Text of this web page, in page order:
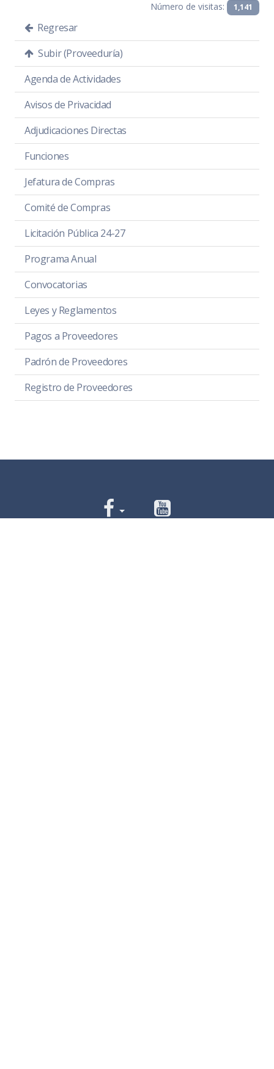
Número de visitas: 1,141
Regresar
Subir (Proveeduría)
Agenda de Actividades
Avisos de Privacidad
Adjudicaciones Directas
Funciones
Jefatura de Compras
Comité de Compras
Licitación Pública 24-27
Programa Anual
Convocatorias
Leyes y Reglamentos
Pagos a Proveedores
Padrón de Proveedores
Registro de Proveedores